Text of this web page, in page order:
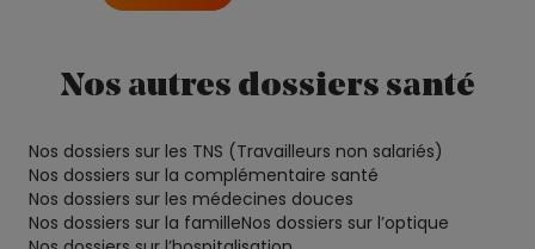
Nos autres dossiers santé
Nos dossiers sur les TNS (Travailleurs non salariés)
Nos dossiers sur la complémentaire santé
Nos dossiers sur les médecines douces
Nos dossiers sur la familleNos dossiers sur l’optique